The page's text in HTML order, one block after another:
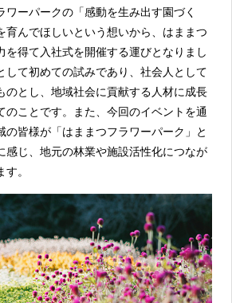
ワーパークの「感動を生み出す園づく
育んでほしいという想いから、はままつ
を得て入社式を開催する運びとなりまし
して初めての試みであり、社会人として
のとし、地域社会に貢献する人材に成長
のことです。また、今回のイベントを通
の皆様が「はままつフラワーパーク」と
感じ、地元の林業や施設活性化につなが
。